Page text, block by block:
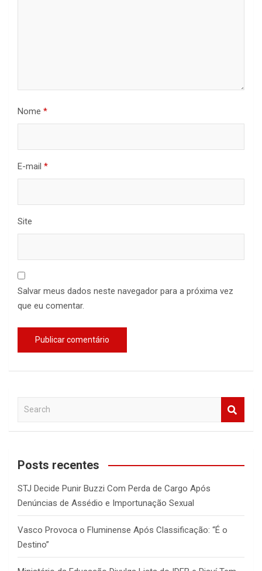
Nome *
E-mail *
Site
Salvar meus dados neste navegador para a próxima vez
que eu comentar.
a
c
Posts recentes
STJ Decide Punir Buzzi Com Perda de Cargo Após
Denúncias de Assédio e Importunação Sexual
Vasco Provoca o Fluminense Após Classificação: “É o
Destino”